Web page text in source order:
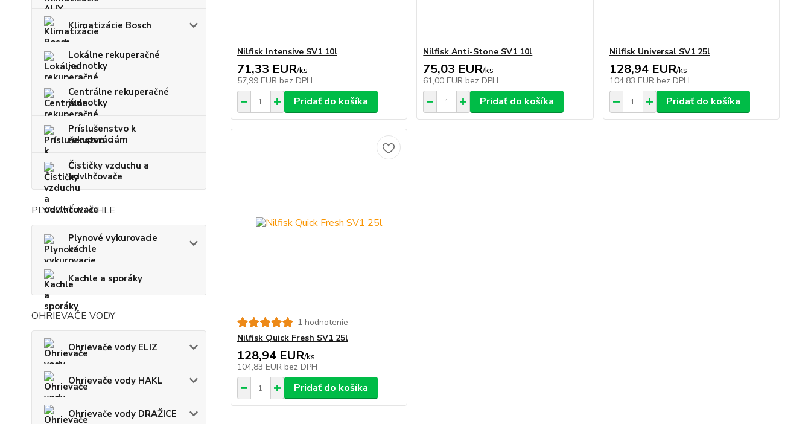
Klimatizácie Bosch
Lokálne rekuperačné
jednotky
Centrálne rekuperačné
jednotky
Príslušenstvo k
rekuperáciám
Čističky vzduchu a
odvlhčovače
PLYNOVÉ KACHLE
Plynové vykurovacie
kachle
Kachle a sporáky
OHRIEVAČE VODY
Ohrievače vody ELIZ
Ohrievače vody HAKL
Ohrievače vody DRAŽICE
Nilfisk Intensive SV1 10l
71,33 EUR/ks
57,99 EUR bez DPH
Pridať do košíka
Nilfisk Anti-Stone SV1 10l
75,03 EUR/ks
61,00 EUR bez DPH
Pridať do košíka
Nilfisk Universal SV1 25l
128,94 EUR/ks
104,83 EUR bez DPH
Pridať do košíka
1 hodnotenie
Nilfisk Quick Fresh SV1 25l
128,94 EUR/ks
104,83 EUR bez DPH
Pridať do košíka